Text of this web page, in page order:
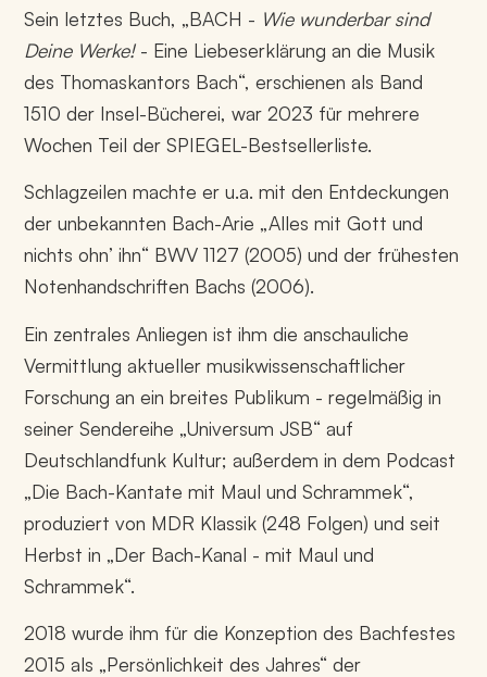
Sein letztes Buch, „BACH - Wie wunderbar sind
Deine Werke!- Eine Liebeserklärung an die Musik
des Thomaskantors Bach“, erschienen als Band
1510 der Insel-Bücherei, war 2023 für mehrere
Wochen Teil der SPIEGEL-Bestsellerliste.
Schlagzeilen machte er u.a. mit den Entdeckungen
der unbekannten Bach-Arie „Alles mit Gott und
nichts ohn’ ihn“ BWV 1127 (2005) und der frühesten
Notenhandschriften Bachs (2006).
Ein zentrales Anliegen ist ihm die anschauliche
Vermittlung aktueller musikwissenschaftlicher
Forschung an ein breites Publikum - regelmäßig in
seiner Sendereihe „Universum JSB“ auf
Deutschlandfunk Kultur; außerdem in dem Podcast
„Die Bach-Kantate mit Maul und Schrammek“,
produziert von MDR Klassik (248 Folgen) und seit
Herbst in „Der Bach-Kanal - mit Maul und
Schrammek“.
2018 wurde ihm für die Konzeption des Bachfestes
2015 als „Persönlichkeit des Jahres“ der